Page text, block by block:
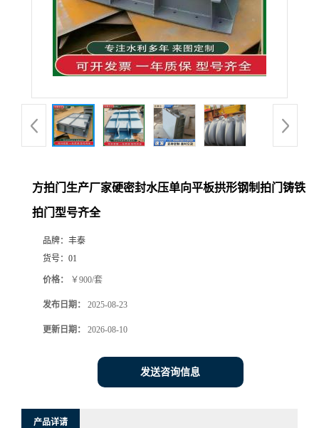
方拍门生产厂家硬密封水压单向平板拱形钢制拍门铸铁
拍门型号齐全
品牌： 丰泰
货号： 01
价格： ￥900/套
发布日期： 2025-08-23
更新日期： 2026-08-10
发送咨询信息
产品详请